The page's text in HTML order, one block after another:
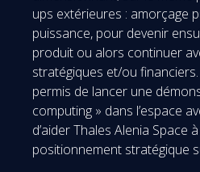
ups extérieures : amorçage
puissance, pour devenir
produit ou alors continuer
stratégiques et/ou
permis de lancer une
computing » dans l’espace
d’aider Thales Alenia Space
positionnement stratégique